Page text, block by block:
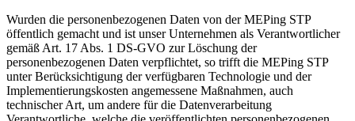
Wurden die personenbezogenen Daten von der MEPing STP
öffentlich gemacht und ist unser Unternehmen als Verantwortlicher
gemäß Art. 17 Abs. 1 DS-GVO zur Löschung der
personenbezogenen Daten verpflichtet, so trifft die MEPing STP
unter Berücksichtigung der verfügbaren Technologie und der
Implementierungskosten angemessene Maßnahmen, auch
technischer Art, um andere für die Datenverarbeitung